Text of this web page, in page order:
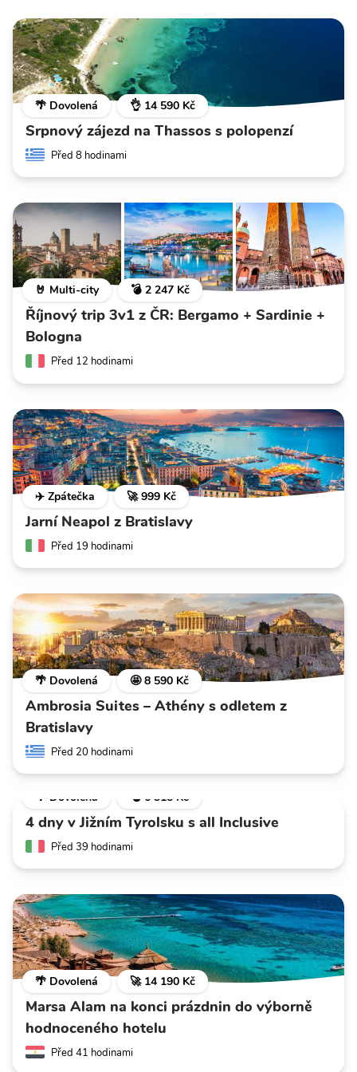
🌴 Dovolená 👌 14 590 Kč
Srpnový zájezd na Thassos s polopenzí
Před 8 hodinami
🤘 Multi-city 💣 2 247 Kč
Říjnový trip 3v1 z ČR: Bergamo + Sardinie +
Bologna
Před 12 hodinami
✈️ Zpátečka 🚀 999 Kč
Jarní Neapol z Bratislavy
Před 19 hodinami
🌴 Dovolená 🤩 8 590 Kč
Ambrosia Suites – Athény s odletem z
Bratislavy
Před 20 hodinami
🌴 Dovolená 💣 6 318 Kč
4 dny v Jižním Tyrolsku s all Inclusive
Před 39 hodinami
🌴 Dovolená 🚀 14 190 Kč
Marsa Alam na konci prázdnin do výborně
hodnoceného hotelu
Před 41 hodinami